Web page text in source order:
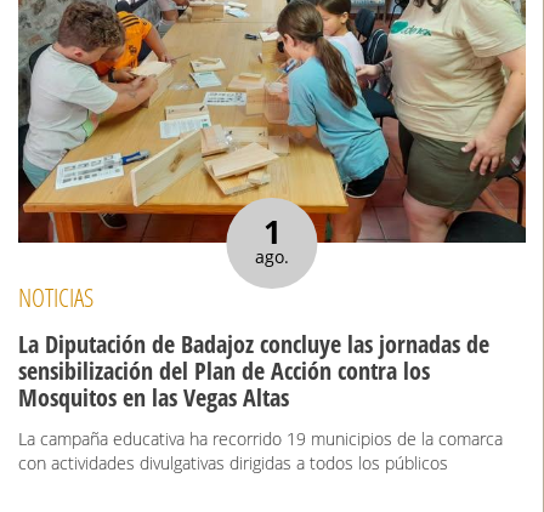
1
ago.
NOTICIAS
La Diputación de Badajoz concluye las jornadas de
sensibilización del Plan de Acción contra los
Mosquitos en las Vegas Altas
La campaña educativa ha recorrido 19 municipios de la comarca
con actividades divulgativas dirigidas a todos los públicos